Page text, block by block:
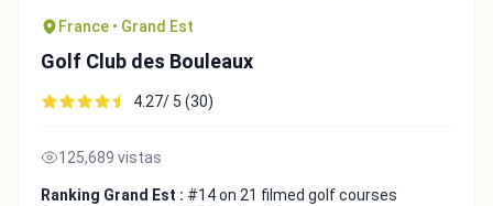
France • Grand Est
Golf Club des Bouleaux
4.27/ 5 (30)
125,689 vistas
Ranking Grand Est : #14 on 21 filmed golf courses